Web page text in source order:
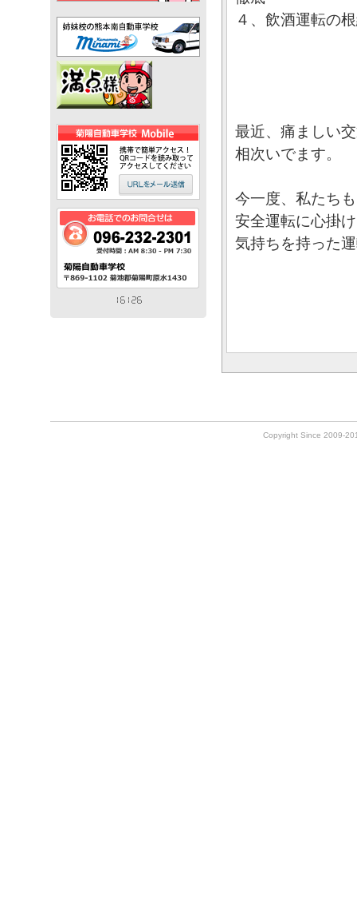
４、飲酒運転の
最近、痛ましい
相次いでます。
今一度、私たち
安全運転に心掛
気持ちを持った
Copyright Since 2009-